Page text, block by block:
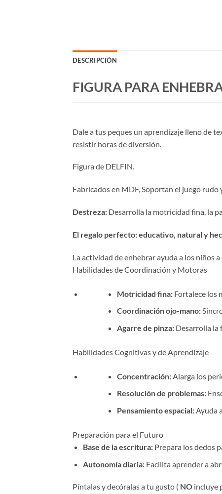
DESCRIPCIÓN
FIGURA PARA
Dale a tus peques un aprendizaje lleno de
resistir horas de diversión.
Figura de DELFIN.
Fabricados en MDF, Soportan el juego
Destreza: Desarrolla la motricidad fina, la
El regalo perfecto: educativo, natural y
La actividad de enhebrar ayuda a los niños
Habilidades de Coordinación y Motoras
Motricidad fina:Fortalece los
Coordinación ojo-mano:
Agarre de pinza:Desarrolla la
Habilidades Cognitivas y de Aprendizaje
Concentración:Alarga los
Resolución de problemas:
Pensamiento espacial:Ayuda
Preparación para el Futuro
Base de la escritura:Prepara los dedos
Autonomía diaria:Facilita aprender a
Píntalas y decóralas a tu gusto ( NO incluye